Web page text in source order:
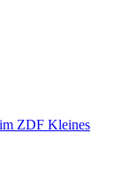
ZDF Kleines